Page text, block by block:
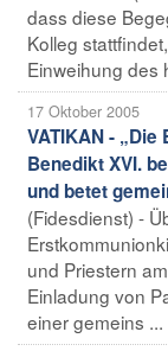
dass diese
Kolleg
Einweihung des
17 Oktober 2005
VATIKAN -
Benedikt XVI.
und betet
(Fidesdienst) -
und Priestern
Einladung von
einer gemeins ...